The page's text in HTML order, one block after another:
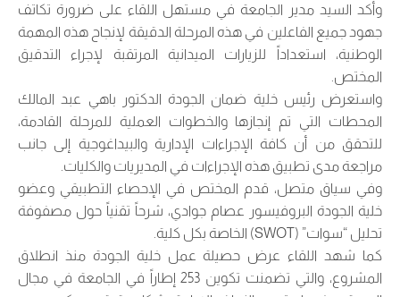
وأكد السيد مدير الجامعة في مستهل اللقاء على ضرورة تكاتف
جهود جميع الفاعلين في هذه المرحلة الدقيقة لإنجاح هذه المهمة
الوطنية، استعداداً للزيارات الميدانية المرتقبة لإجراء التدقيق
المختص.
واستعرض رئيس خلية ضمان الجودة الدكتور باهي عبد المالك
المحطات التي تم إنجازها والخطوات العملية للمرحلة القادمة،
للتحقق من أن كافة الإجراءات الإدارية والبيداغوجية إلى جانب
مراجعة مدى تطبيق هذه الإجراءات في المديريات والكليات.
وفي سياق متصل، قدم المختص في الإحصاء التطبيقي وعضو
خلية الجودة البروفيسور عصام جوادي، شرحاً تقنياً حول مصفوفة
تحليل “سوات” (SWOT) الخاصة بكل كلية.
كما شهد اللقاء عرض حصيلة عمل خلية الجودة منذ انطلاق
المشروع، والتي تضمنت تكوين 253 إطاراً في الجامعة في مجال